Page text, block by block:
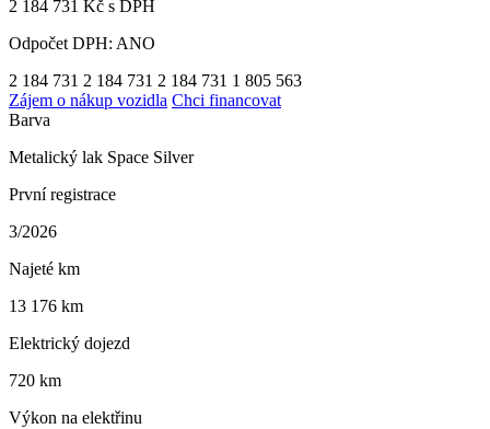
2 184 731 Kč s DPH
Odpočet DPH: ANO
2 184 731 2 184 731 2 184 731 1 805 563
Zájem o nákup vozidla Chci financovat
Barva
Metalický lak Space Silver
První registrace
3/2026
Najeté km
13 176 km
Elektrický dojezd
720 km
Výkon na elektřinu